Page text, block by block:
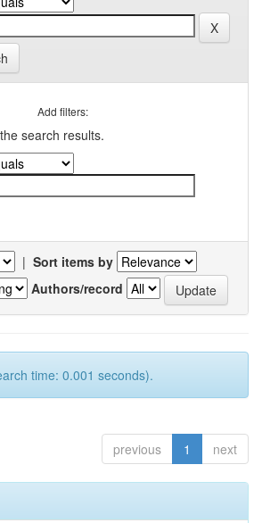
Add filters:
search results.
| Sort items by
Authors/record
time: 0.001 seconds).
previous 1 next